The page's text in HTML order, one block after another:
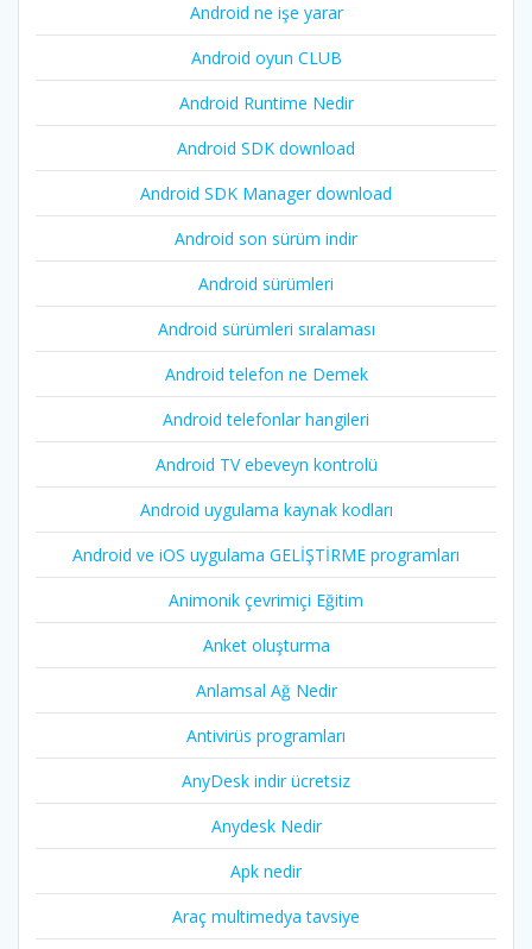
Android ne işe yarar
Android oyun CLUB
Android Runtime Nedir
Android SDK download
Android SDK Manager download
Android son sürüm indir
Android sürümleri
Android sürümleri sıralaması
Android telefon ne Demek
Android telefonlar hangileri
Android TV ebeveyn kontrolü
Android uygulama kaynak kodları
Android ve iOS uygulama GELİŞTİRME programları
Animonik çevrimiçi Eğitim
Anket oluşturma
Anlamsal Ağ Nedir
Antivirüs programları
AnyDesk indir ücretsiz
Anydesk Nedir
Apk nedir
Araç multimedya tavsiye